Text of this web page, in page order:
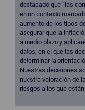
destacado que “las
en un contexto
aumento de los tipos
asegurar que la
a medio plazo y
datos, en el que las
determinar la
Nuestras decisiones
nuestra valoración de
riesgos a los que